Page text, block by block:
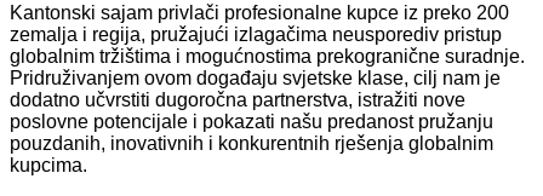
Kantonski sajam privlači profesionalne kupce iz preko 200
zemalja i regija, pružajući izlagačima neusporediv pristup
globalnim tržištima i mogućnostima prekogranične suradnje.
Pridruživanjem ovom događaju svjetske klase, cilj nam je
dodatno učvrstiti dugoročna partnerstva, istražiti nove
poslovne potencijale i pokazati našu predanost pružanju
pouzdanih, inovativnih i konkurentnih rješenja globalnim
kupcima.